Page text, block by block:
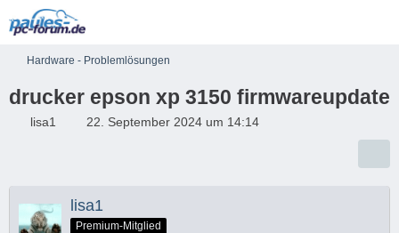
Hardware - Problemlösungen
drucker epson xp 3150 firmwareupdate
lisa1 22. September 2024 um 14:14
lisa1
Premium-Mitglied